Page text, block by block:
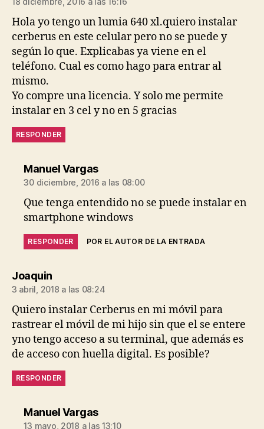
Hola yo tengo un lumia 640 xl.quiero instalar
cerberus en este celular pero no se puede y
según lo que. Explicabas ya viene en el
teléfono. Cual es como hago para entrar al
mismo.
Yo compre una licencia. Y solo me permite
instalar en 3 cel y no en 5 gracias
RESPONDER
Manuel Vargasdice:
30 diciembre, 2016 a las 08:00
Que tenga entendido no se puede instalar en
smartphone windows
RESPONDER POR EL AUTOR DE LA ENTRADA
Joaquindice:
3 abril, 2018 a las 08:24
Quiero instalar Cerberus en mi móvil para
rastrear el móvil de mi hijo sin que el se entere
yno tengo acceso a su terminal, que además es
de acceso con huella digital. Es posible?
RESPONDER
Manuel Vargasdice:
13 mayo, 2018 a las 13:10